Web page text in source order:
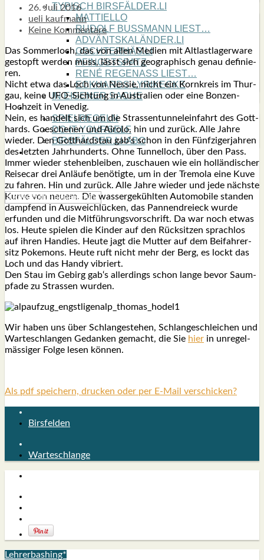
TYPISCH BIRSFÄLDER.LI
MATTIELLO
RUDOLF BUSS­MANN LIEST…
ADVÄNTSKALÄNDER.LI
OSCHTERHÄS.LI
PFINGST­SPATZ
RENÉ REGEN­ASS LIEST…
ECK­HARDS LYRIK­ECKE
IN EIGE­NER SACHE
SO GOOT’S
SPIEL­RE­GELN
DO-IT-YOUR­S­ELF
BIRSFÄLDER.LI-ABO
SHOUT­BOX
26. Juli 2016
ueli kaufmann
Keine Kommentare
Das Som­mer­loch, das von allen Medi­en mit Alt­last­la­ger­wa­re
gestopft wer­den muss, lässt sich geo­gra­phisch genau defi­nie­
ren.
Nicht etwa das Loch von Nes­sie, nicht ein Korn­kreis im Thur­
gau, kei­ne UFO-Sich­tung in Aus­tra­li­en oder eine Bon­zen-
Hoch­zeit in Vene­dig.
Nein, es han­delt sich um die Stras­sen­tun­nel­ein­fahrt des Gott­
hards. Goesche­nen und Airo­lo, hin und zurück. Alle Jah­re
wie­der. Den Gott­hard­stau gab‘s schon in den Fünf­zi­ger­jah­ren
des letz­ten Jahr­hun­derts. Ohne Tun­nel­loch, über den Pass.
Immer wie­der ste­hen­blei­ben, zuschau­en wie ein hol­län­di­scher
Rei­se­car drei Anläu­fe benö­tig­te, um in der Tre­mo­la eine Kuve
zu fah­ren. Hin und zurück. Alle Jah­re wie­der und jede nächs­te
Kur­ve von neu­em. Die was­ser­ge­kühl­ten Auto­mo­bi­le stan­den
damp­fend in Aus­weichlü­cken, das Pan­nen­drei­eck wur­de
erfun­den und die Mit­füh­rungs­vor­schrift. Da war noch etwas
los. Heu­te spie­len die Kin­der auf den Rück­sit­zen sprach­los
auf ihren Han­dies. Heu­te jagt die Mut­ter auf dem Bei­fah­rer­
sitz Poke­mons. Heu­te ruft nicht mehr der Berg, es lockt das
Loch und das Han­dy vibriert.
Den Stau im Gebirg gab‘s aller­dings schon lan­ge bevor Saum­
pfa­de zu Stras­sen wur­den.
Wir haben uns über Schlan­ge­ste­hen, Schlan­ge­schlei­chen und
War­te­schlan­gen Gedan­ken gemacht, die Sie hier in unre­gel­
mäs­si­ger Fol­ge lesen kön­nen.
Als pdf speichern, drucken oder per E-Mail verschicken?
Birsfelden
Warteschlange
Lehrerbashing*